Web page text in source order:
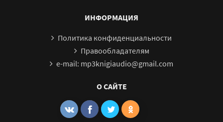
ИНФОРМАЦИЯ
Политика конфиденциальности
Правообладателям
e-mail: mp3knigiaudio@gmail.com
О САЙТЕ